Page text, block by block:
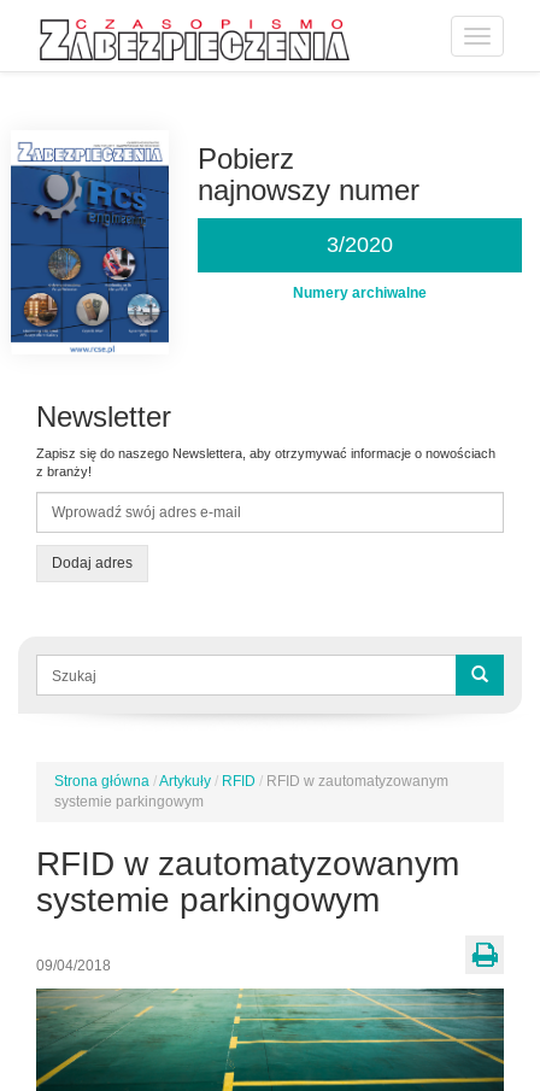
Toggle
Pobierz
najnowszy numer
3/2020
Numery archiwalne
Newsletter
Zapisz się do naszego Newslettera, aby otrzymywać informacje o nowościach
z branży!
Dodaj adres
Formularz
wyszukiwania
Jesteś
tutaj
Strona główna /Artykuły / RFID / RFID w zautomatyzowanym
systemie parkingowym
RFID w zautomatyzowanym
systemie parkingowym
09/04/2018